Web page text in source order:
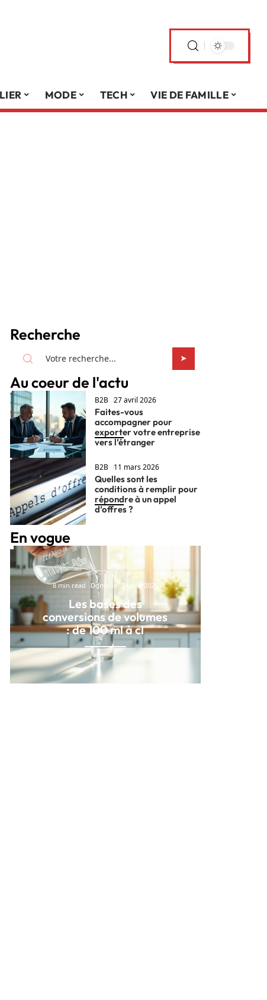
MODE TECH VIE DE FAMILLE
Recherche
Au coeur de l'actu
B2B 27 avril 2026
Faites-vous
accompagner pour
exporter votre entreprise
vers l’étranger
B2B 11 mars 2026
Quelles sont les
conditions à remplir pour
répondre à un appel
d’offres ?
En vogue
8 min read Domicile 24 juin 2026
Les bases des
conversions de volumes
: de 100 ml à cl